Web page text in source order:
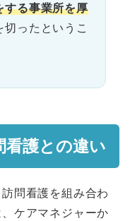
する事業所を厚
切ったというこ
看護との違い
問看護を組み合わ
ケアマネジャーか